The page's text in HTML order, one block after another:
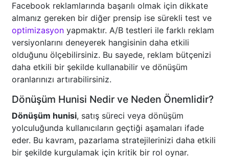
Facebook reklamlarında başarılı olmak için dikkate
almanız gereken bir diğer prensip ise sürekli test ve
optimizasyon yapmaktır. A/B testleri ile farklı reklam
versiyonlarını deneyerek hangisinin daha etkili
olduğunu ölçebilirsiniz. Bu sayede, reklam bütçenizi
daha etkili bir şekilde kullanabilir ve dönüşüm
oranlarınızı artırabilirsiniz.
Dönüşüm Hunisi Nedir ve Neden Önemlidir?
Dönüşüm hunisi, satış süreci veya dönüşüm
yolculuğunda kullanıcıların geçtiği aşamaları ifade
eder. Bu kavram, pazarlama stratejilerinizi daha etkili
bir şekilde kurgulamak için kritik bir rol oynar.